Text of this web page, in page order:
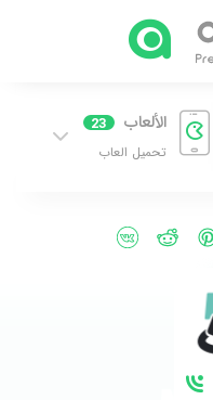
الألعاب 23
تحميل العاب